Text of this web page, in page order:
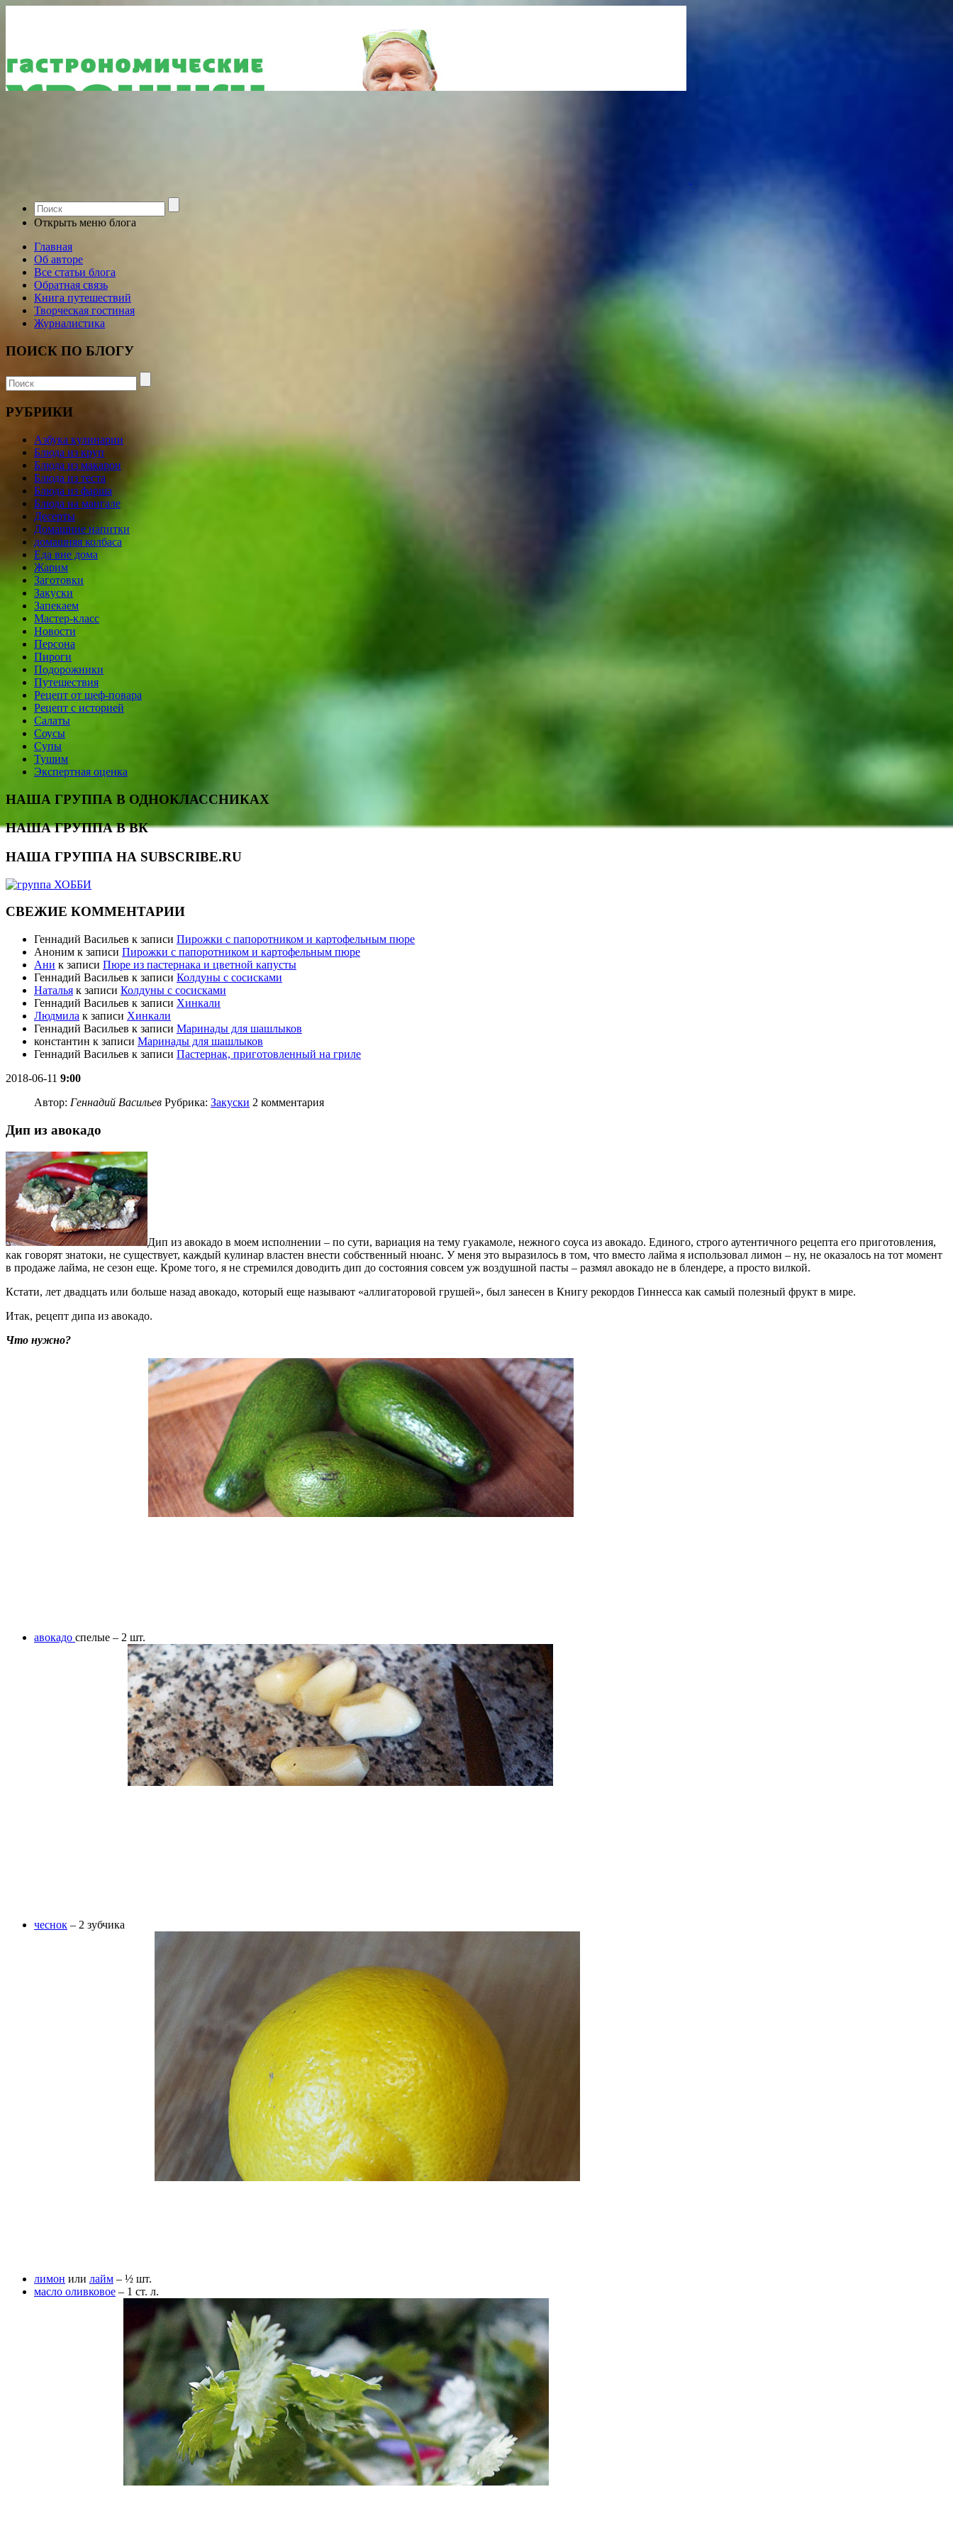
Открыть меню блога
Главная
Об авторе
Все статьи блога
Обратная связь
Книга путешествий
Творческая гостиная
Журналистика
ПОИСК ПО БЛОГУ
РУБРИКИ
Азбука кулинарии
Блюда из круп
Блюда из макарон
Блюда из теста
Блюда из фарша
Блюда на мангале
Десерты
Домашние напитки
домашняя колбаса
Еда вне дома
Жарим
Заготовки
Закуски
Запекаем
Мастер-класс
Новости
Персона
Пироги
Подорожники
Путешествия
Рецепт от шеф-повара
Рецепт с историей
Салаты
Соусы
Супы
Тушим
Экспертная оценка
НАША ГРУППА В ОДНОКЛАССНИКАХ
НАША ГРУППА В ВК
НАША ГРУППА НА SUBSCRIBE.RU
СВЕЖИЕ КОММЕНТАРИИ
Геннадий Васильев к записи Пирожки с папоротником и картофельным пюре
Аноним к записи Пирожки с папоротником и картофельным пюре
Ани к записи Пюре из пастернака и цветной капусты
Геннадий Васильев к записи Колдуны с сосисками
Наталья к записи Колдуны с сосисками
Геннадий Васильев к записи Хинкали
Людмила к записи Хинкали
Геннадий Васильев к записи Маринады для шашлыков
константин к записи Маринады для шашлыков
Геннадий Васильев к записи Пастернак, приготовленный на гриле
2018-06-11 9:00
Автор: Геннадий Васильев Рубрика: Закуски 2 комментария
Дип из авокадо
Дип из авокадо в моем исполнении – по сути, вариация на тему гуакамоле, нежного соуса из авокадо. Единого, строго аутентичного рецепта его приготовления,
как говорят знатоки, не существует, каждый кулинар властен внести собственный нюанс. У меня это выразилось в том, что вместо лайма я использовал лимон – ну, не оказалось на тот момент
в продаже лайма, не сезон еще. Кроме того, я не стремился доводить дип до состояния совсем уж воздушной пасты – размял авокадо не в блендере, а просто вилкой.
Кстати, лет двадцать или больше назад авокадо, который еще называют «аллигаторовой грушей», был занесен в Книгу рекордов Гиннесса как самый полезный фрукт в мире.
Итак, рецепт дипа из авокадо.
Что нужно?
авокадо спелые – 2 шт.
чеснок – 2 зубчика
лимон или лайм – ½ шт.
масло оливковое – 1 ст. л.